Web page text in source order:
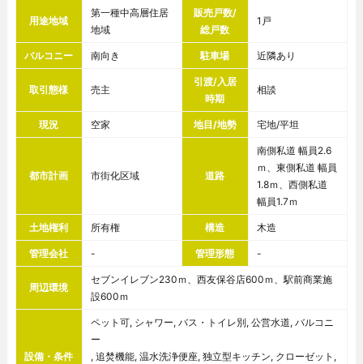
用途地域
第一種中高層住居
地域
販売戸数/
総戸数
1戸
バルコニー 南向き 駐車場 近隣あり
取引態様 売主
引渡/入居
時期
相談
現況 空家 地目/地勢 宅地/平坦
都市計画 市街化区域 道路
南側私道 幅員2.6
ｍ、東側私道 幅員
1.8ｍ、西側私道
幅員1.7ｍ
土地権利 所有権 構造 木造
管理会社 - 管理形態 -
周辺環境
セブンイレブン230ｍ、西友保谷店600ｍ、駅前商業施
設600ｍ
設備・条件
ペット可, シャワー, バス・トイレ別, 公営水道, バルコニ
ー
, 追焚機能, 温水洗浄便座, 独立型キッチン, クローゼット,